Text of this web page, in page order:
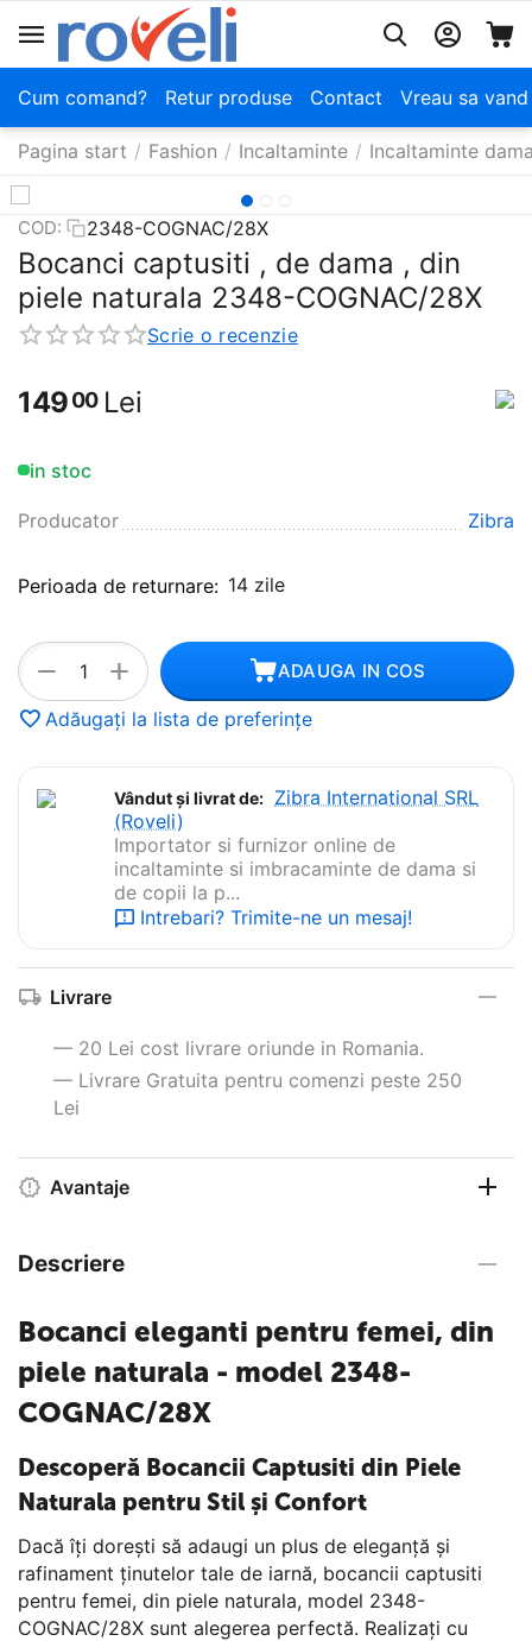
Cum comand? Retur produse Contact Vreau sa
Pagina start / Fashion / Incaltaminte / Incaltaminte
COD: 2348-COGNAC/28X
Bocanci captusiti , de dama , din
piele naturala 2348-COGNAC/28X
Scrie o recenzie
14900 Lei
in stoc
Producator Zibra
Perioada de returnare: 14 zile
+
− ADAUGA IN COS
Adăugați la lista de preferințe
Vândut și livrat de: Zibra International SRL
(Roveli)
Importator si furnizor online de
incaltaminte si imbracaminte de dama si
de copii la p...
Intrebari? Trimite-ne un mesaj!
Livrare
— 20 Lei cost livrare oriunde in Romania.
— Livrare Gratuita pentru comenzi peste 250
Lei
Avantaje
Descriere
Bocanci eleganti pentru femei, din
piele naturala - model 2348-
COGNAC/28X
Descoperă Bocancii Captusiti din Piele
Naturala pentru Stil și Confort
Dacă îți dorești să adaugi un plus de eleganță și
rafinament ținutelor tale de iarnă, bocancii captusiti
pentru femei, din piele naturala, model 2348-
COGNAC/28X sunt alegerea perfectă. Realizați cu